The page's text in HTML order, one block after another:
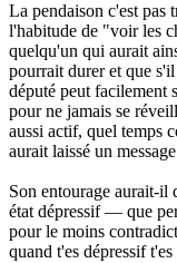
La pendaison c'est pas
l'habitude de "voir les
quelqu'un qui aurait
pourrait durer et que
député peut facilement
pour ne jamais se
aussi actif, quel temps
aurait laissé un
Son entourage aurait-il
état dépressif — que
pour le moins
quand t'es dépressif